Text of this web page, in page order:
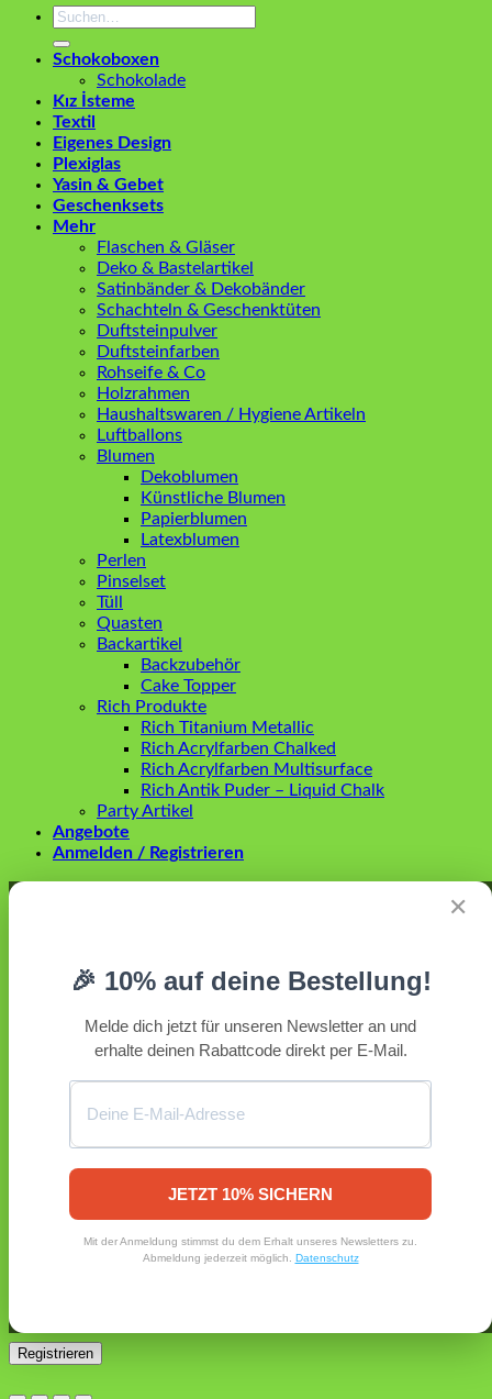
Suchen
Schokoboxen
Schokolade
Kız İsteme
Textil
Eigenes Design
Plexiglas
Yasin & Gebet
Geschenksets
Mehr
Flaschen & Gläser
Deko & Bastelartikel
Satinbänder & Dekobänder
Schachteln & Geschenktüten
Duftsteinpulver
Duftsteinfarben
Rohseife & Co
Holzrahmen
Haushaltswaren / Hygiene Artikeln
Luftballons
Blumen
Dekoblumen
Künstliche Blumen
Papierblumen
Latexblumen
Perlen
Pinselset
Tüll
Quasten
Backartikel
Backzubehör
Cake Topper
Rich Produkte
Rich Titanium Metallic
Rich Acrylfarben Chalked
Rich Acrylfarben Multisurface
Rich Antik Puder – Liquid Chalk
Party Artikel
Angebote
Anmelden / Registrieren
✕
🎉 10% auf deine Bestellung!
Melde dich jetzt für unseren Newsletter an und
erhalte deinen Rabattcode direkt per E-Mail.
JETZT 10% SICHERN
Mit der Anmeldung stimmst du dem Erhalt unseres Newsletters zu.
Abmeldung jederzeit möglich. Datenschutz
Anmelden
Angemeldet bleiben Anmelden
Registrieren
Erforderlich
E-Mail-Adresse gesendet.
Registrieren